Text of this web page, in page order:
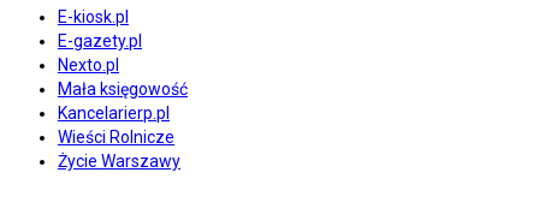
E-kiosk.pl
E-gazety.pl
Nexto.pl
Mała księgowość
Kancelarierp.pl
Wieści Rolnicze
Życie Warszawy